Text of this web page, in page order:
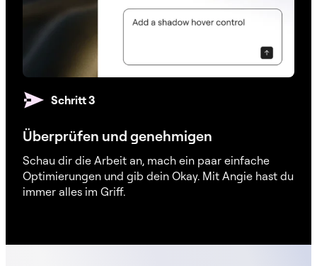
Schritt 3
Überprüfen und genehmigen
Schau dir die Arbeit an, mach ein paar einfache
Optimierungen und gib dein Okay. Mit Angie hast du
immer alles im Griff.